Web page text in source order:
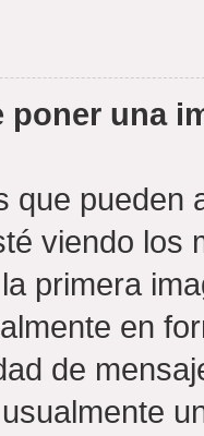
poner una
que pueden
viendo los
primera
en
de